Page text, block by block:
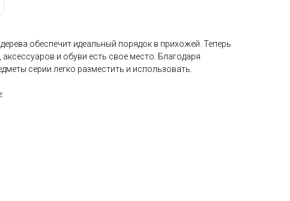
обеспечит идеальный порядок в прихожей. Теперь
и обуви есть свое место. Благодаря
серии легко разместить и использовать.